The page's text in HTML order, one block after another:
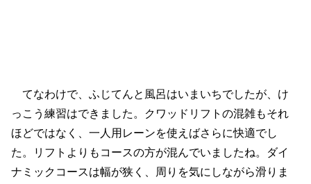
てなわけで、ふじてんと風呂はいまいちでしたが、け
っこう練習はできました。クワッドリフトの混雑もそれ
ほどではなく、一人用レーンを使えばさらに快適でし
た。リフトよりもコースの方が混んでいましたね。ダイ
ナミックコースは幅が狭く、周りを気にしながら滑りま